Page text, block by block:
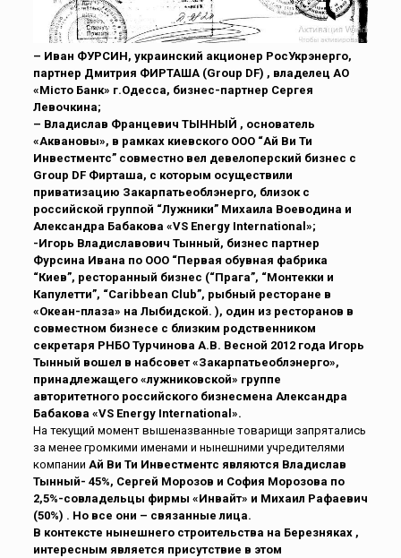
– Иван ФУРСИН, украинский акционер РосУкрэнерго,
партнер Дмитрия ФИРТАША (Group DF) , владелец АО
«Місто Банк» г.Одесса, бизнес-партнер Сергея
Левочкина;
– Владислав Францевич ТЫННЫЙ , основатель
«Аквановы», в рамках киевского ООО “Ай Ви Ти
Инвестментс” совместно вел девелоперский бизнес с
Group DF Фирташа, с которым осуществили
приватизацию Закарпатьеоблэнерго, близок с
российской группой “Лужники” Михаила Воеводина и
Александра Бабакова «VS Energy International»;
-Игорь Владиславович Тынный, бизнес партнер
Фурсина Ивана по ООО “Первая обувная фабрика
“Киев”, ресторанный бизнес (“Прага”, “Монтекки и
Капулетти”, “Caribbean Club”, рыбный ресторане в
«Океан-плаза» на Лыбидской. ), один из ресторанов в
совместном бизнесе с близким родственником
секретаря РНБО Турчинова А.В. Весной 2012 года Игорь
Тынный вошел в набсовет «Закарпатьеоблэнерго»,
принадлежащего «лужниковской» группе
авторитетного российского бизнесмена Александра
Бабакова «VS Energy International».
На текущий момент вышеназванные товарищи запрятались
за менее громкими именами и нынешними учредителями
компании Ай Ви Ти Инвестментс являются Владислав
Тынный- 45%, Сергей Морозов и София Морозова по
2,5%-совладельцы фирмы «Инвайт» и Михаил Рафаевич
(50%) . Но все они – связанные лица.
В контексте нынешнего строительства на Березняках ,
интересным является присутствие в этом